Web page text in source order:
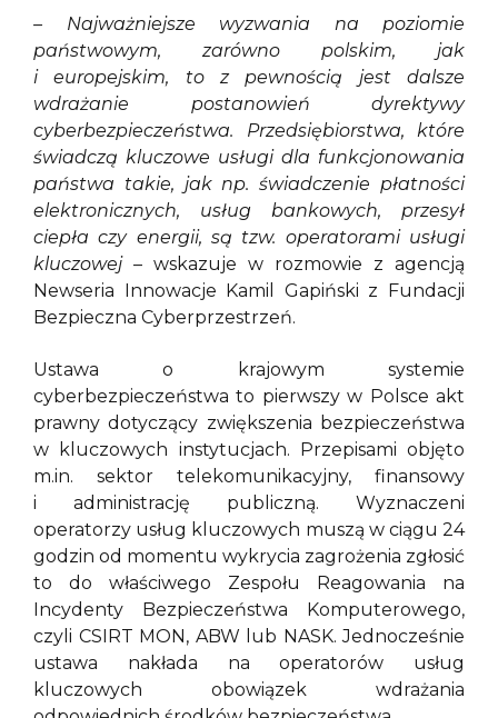
– Najważniejsze wyzwania na poziomie
państwowym, zarówno polskim, jak
i europejskim, to z pewnością jest dalsze
wdrażanie postanowień dyrektywy
cyberbezpieczeństwa. Przedsiębiorstwa, które
świadczą kluczowe usługi dla funkcjonowania
państwa takie, jak np. świadczenie płatności
elektronicznych, usług bankowych, przesył
ciepła czy energii, są tzw. operatorami usługi
kluczowej – wskazuje w rozmowie z agencją
Newseria Innowacje Kamil Gapiński z Fundacji
Bezpieczna Cyberprzestrzeń.
Ustawa o krajowym systemie
cyberbezpieczeństwa to pierwszy w Polsce akt
prawny dotyczący zwiększenia bezpieczeństwa
w kluczowych instytucjach. Przepisami objęto
m.in. sektor telekomunikacyjny, finansowy
i administrację publiczną. Wyznaczeni
operatorzy usług kluczowych muszą w ciągu 24
godzin od momentu wykrycia zagrożenia zgłosić
to do właściwego Zespołu Reagowania na
Incydenty Bezpieczeństwa Komputerowego,
czyli CSIRT MON, ABW lub NASK. Jednocześnie
ustawa nakłada na operatorów usług
kluczowych obowiązek wdrażania